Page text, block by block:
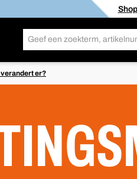
Shop
verandert er?